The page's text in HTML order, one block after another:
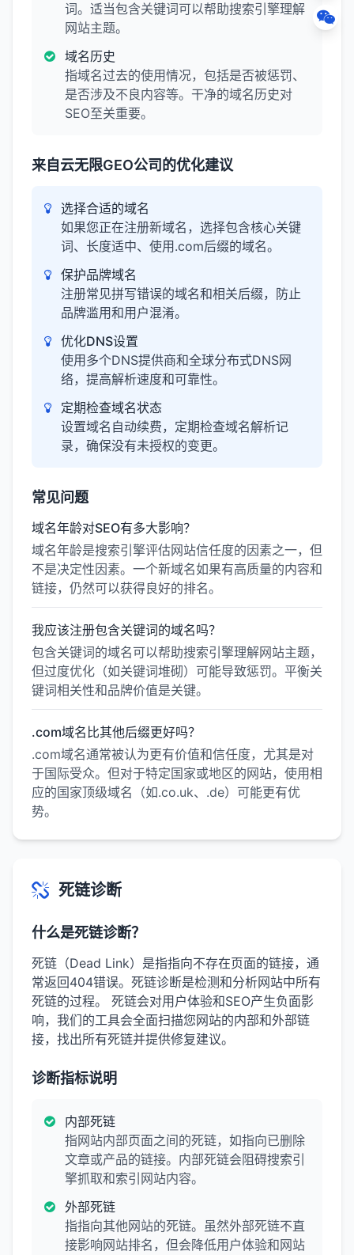
词。适当包含关键词可以帮助搜索引擎理解
网站主题。
域名历史
指域名过去的使用情况，包括是否被惩罚、
是否涉及不良内容等。干净的域名历史对
SEO至关重要。
来自云无限GEO公司的优化建议
选择合适的域名
如果您正在注册新域名，选择包含核心关键
词、长度适中、使用.com后缀的域名。
保护品牌域名
注册常见拼写错误的域名和相关后缀，防止
品牌滥用和用户混淆。
优化DNS设置
使用多个DNS提供商和全球分布式DNS网
络，提高解析速度和可靠性。
定期检查域名状态
设置域名自动续费，定期检查域名解析记
录，确保没有未授权的变更。
常见问题
域名年龄对SEO有多大影响？
域名年龄是搜索引擎评估网站信任度的因素之一，但
不是决定性因素。一个新域名如果有高质量的内容和
链接，仍然可以获得良好的排名。
我应该注册包含关键词的域名吗？
包含关键词的域名可以帮助搜索引擎理解网站主题，
但过度优化（如关键词堆砌）可能导致惩罚。平衡关
键词相关性和品牌价值是关键。
.com域名比其他后缀更好吗？
.com域名通常被认为更有价值和信任度，尤其是对
于国际受众。但对于特定国家或地区的网站，使用相
应的国家顶级域名（如.co.uk、.de）可能更有优
势。
死链诊断
什么是死链诊断？
死链（Dead Link）是指指向不存在页面的链接，通
常返回404错误。死链诊断是检测和分析网站中所有
死链的过程。 死链会对用户体验和SEO产生负面影
响，我们的工具会全面扫描您网站的内部和外部链
接，找出所有死链并提供修复建议。
诊断指标说明
内部死链
指网站内部页面之间的死链，如指向已删除
文章或产品的链接。内部死链会阻碍搜索引
擎抓取和索引网站内容。
外部死链
指指向其他网站的死链。虽然外部死链不直
接影响网站排名，但会降低用户体验和网站